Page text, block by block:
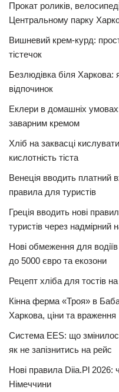
Прокат роликів,
Центральному парку
Вишневий крем-курд:
тістечок
Безлюдівка біля Харкова:
відпочинок
Еклери в домашніх
заварним кремом
Хліб на заквасці
кислотність тіста
Венеція вводить платний
правила для туристів
Греція вводить нові
туристів через надмірний
Нові обмеження для
до 5000 євро та екозони
Рецепт хліба для тостів
Кінна ферма «Троя» в
Харкова, ціни та враження
Система EES: що
як не запізнитись на рейс
Нові правила Diia.Pl 2026:
Німеччини